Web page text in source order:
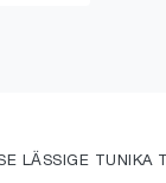
LÄSSIGE TUNIKA